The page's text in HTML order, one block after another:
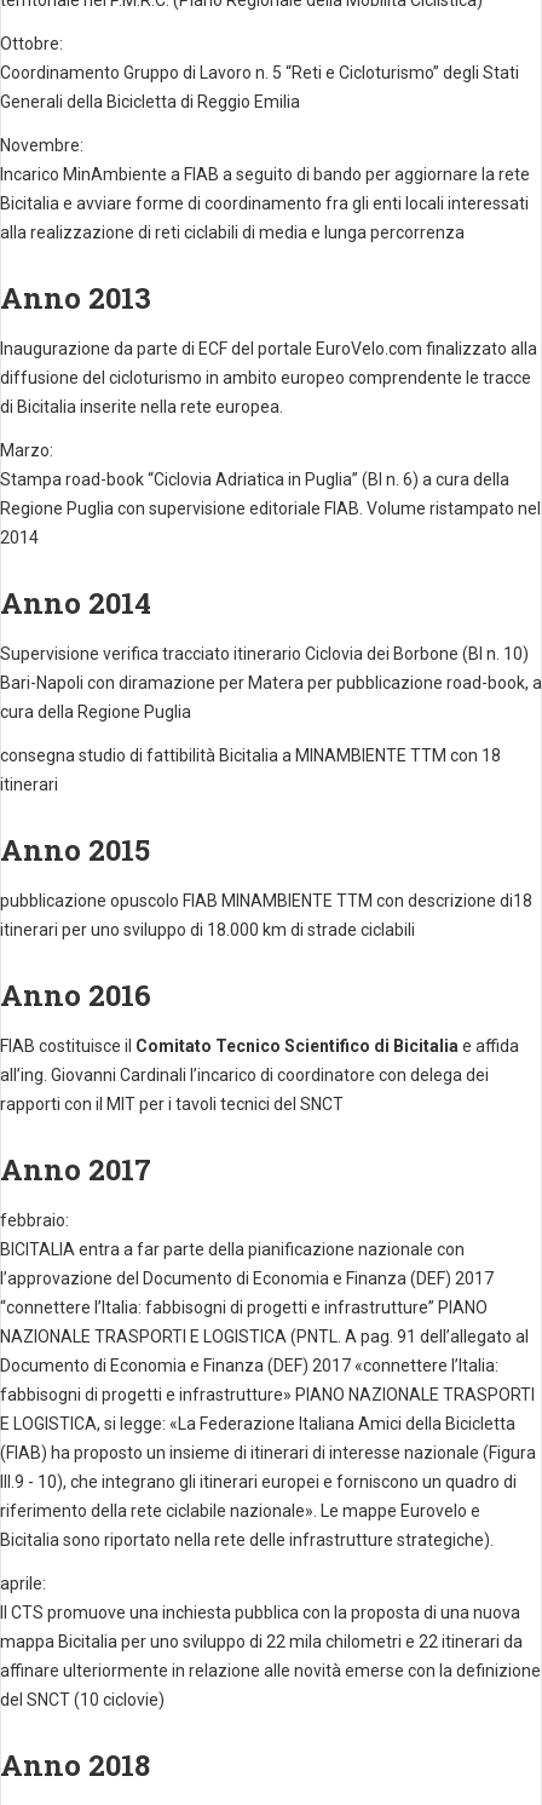
Ottobre:
Coordinamento Gruppo di Lavoro n. 5 “Reti e Cicloturismo” degli Stati
Generali della Bicicletta di Reggio Emilia
Novembre:
Incarico MinAmbiente a FIAB a seguito di bando per aggiornare la rete
Bicitalia e avviare forme di coordinamento fra gli enti locali interessati
alla realizzazione di reti ciclabili di media e lunga percorrenza
Anno 2013
Inaugurazione da parte di ECF del portale EuroVelo.com finalizzato alla
diffusione del cicloturismo in ambito europeo comprendente le tracce
di Bicitalia inserite nella rete europea.
Marzo:
Stampa road-book “Ciclovia Adriatica in Puglia” (BI n. 6) a cura della
Regione Puglia con supervisione editoriale FIAB. Volume ristampato nel
2014
Anno 2014
Supervisione verifica tracciato itinerario Ciclovia dei Borbone (BI n. 10)
Bari-Napoli con diramazione per Matera per pubblicazione road-book, a
cura della Regione Puglia
consegna studio di fattibilità Bicitalia a MINAMBIENTE TTM con 18
itinerari
Anno 2015
pubblicazione opuscolo FIAB MINAMBIENTE TTM con descrizione di18
itinerari per uno sviluppo di 18.000 km di strade ciclabili
Anno 2016
FIAB costituisce il Comitato Tecnico Scientifico di Bicitalia e affida
all’ing. Giovanni Cardinali l’incarico di coordinatore con delega dei
rapporti con il MIT per i tavoli tecnici del SNCT
Anno 2017
febbraio:
BICITALIA entra a far parte della pianificazione nazionale con
l’approvazione del Documento di Economia e Finanza (DEF) 2017
“connettere l’Italia: fabbisogni di progetti e infrastrutture” PIANO
NAZIONALE TRASPORTI E LOGISTICA (PNTL. A pag. 91 dell’allegato al
Documento di Economia e Finanza (DEF) 2017 «connettere l’Italia:
fabbisogni di progetti e infrastrutture» PIANO NAZIONALE TRASPORTI
E LOGISTICA, si legge: «La Federazione Italiana Amici della Bicicletta
(FIAB) ha proposto un insieme di itinerari di interesse nazionale (Figura
III.9 - 10), che integrano gli itinerari europei e forniscono un quadro di
riferimento della rete ciclabile nazionale». Le mappe Eurovelo e
Bicitalia sono riportato nella rete delle infrastrutture strategiche).
aprile:
Il CTS promuove una inchiesta pubblica con la proposta di una nuova
mappa Bicitalia per uno sviluppo di 22 mila chilometri e 22 itinerari da
affinare ulteriormente in relazione alle novità emerse con la definizione
del SNCT (10 ciclovie)
Anno 2018